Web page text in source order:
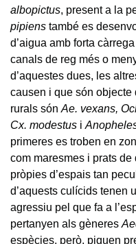
albopictus, present a la
pipiens també es
d’aigua amb forta
canals de reg més o
d’aquestes dues, les
causen i que són objecte
rurals són Ae. vexans,
Cx. modestus i
primeres es troben en
com maresmes i prats
pròpies d’espais tan
d’aquests culícids tenen
agressiu pel que fa a
pertanyen als gèneres
espècies, però, piquen